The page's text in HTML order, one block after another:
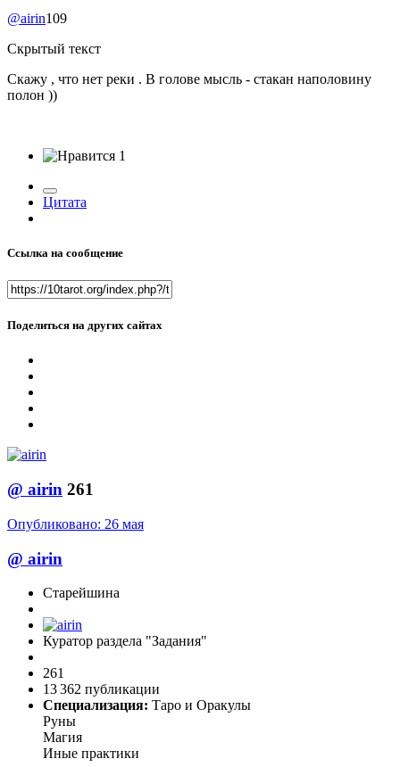
@airin109
Скрытый текст
Скажу , что нет реки . В голове мысль - стакан наполовину
полон ))
1
Цитата
Ссылка на сообщение
Поделиться на других сайтах
@ airin 261
Опубликовано: 26 мая
@ airin
Старейшина
Куратор раздела "Задания"
261
13 362 публикации
Специализация: Таро и Оракулы
Руны
Магия
Иные практики